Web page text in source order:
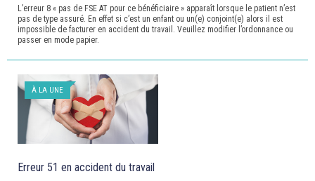
L’erreur 8 « pas de FSE AT pour ce bénéficiaire » apparaît lorsque le patient n’est
pas de type assuré. En effet si c’est un enfant ou un(e) conjoint(e) alors il est
impossible de facturer en accident du travail. Veuillez modifier l’ordonnance ou
passer en mode papier.
À LA UNE
Erreur 51 en accident du travail